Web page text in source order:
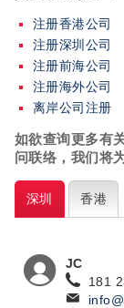
注册香港公司
注册深圳公司
注册前海公司
注册海外公司
离岸公司注册
如欲查询更多有
问联络，我们将
深圳 香港
JC
181